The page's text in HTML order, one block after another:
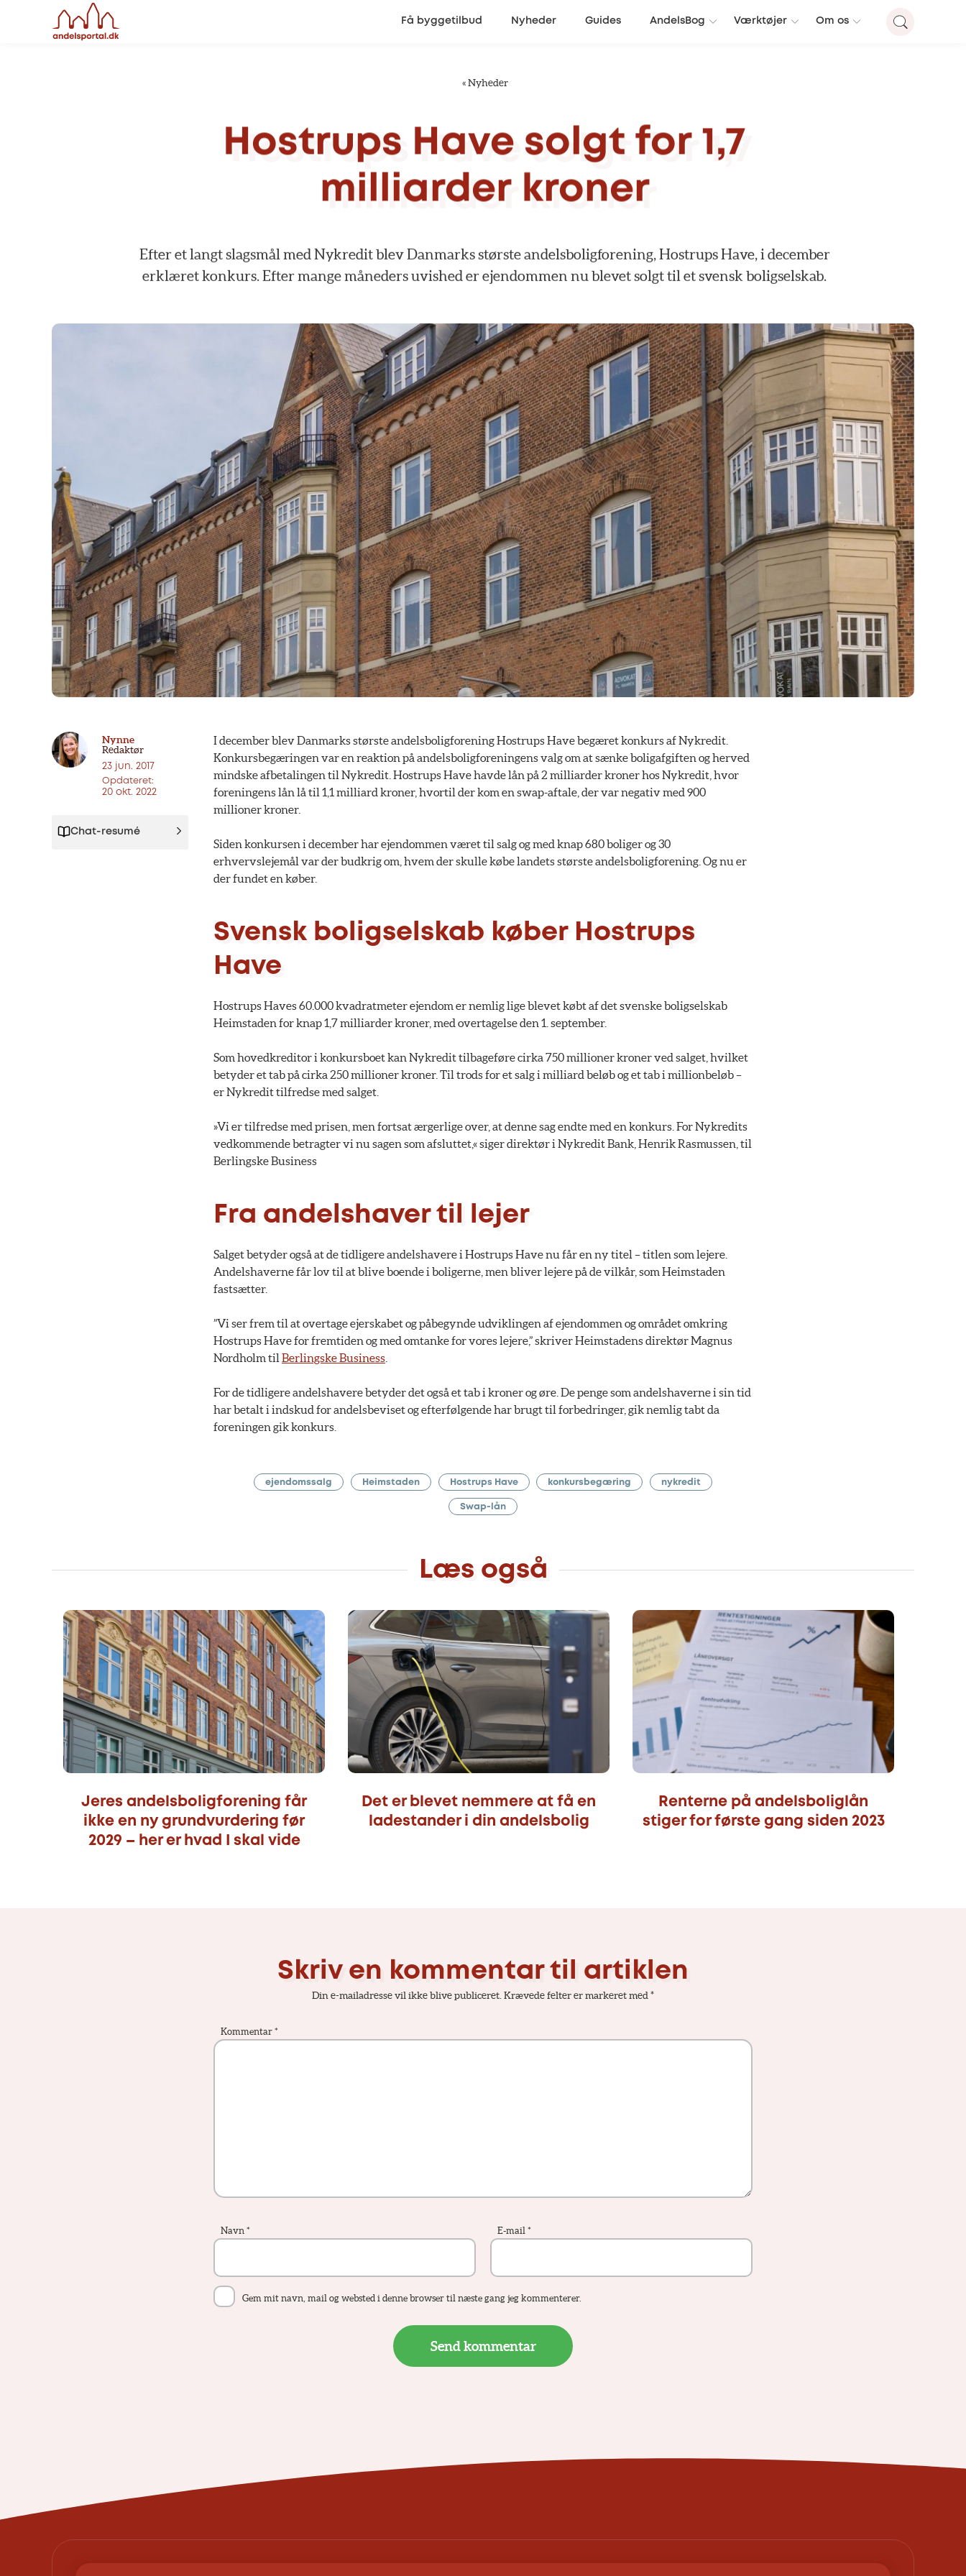
Få byggetilbud Nyheder Guides AndelsBog Værktøjer Om os
« Nyheder
Hostrups Have solgt for 1,7
milliarder kroner
Efter et langt slagsmål med Nykredit blev Danmarks største andelsboligforening, Hostrups Have, i december
erklæretkonkurs.Eftermangemånedersuvishederejendommen nublevetsolgttil etsvensk boligselskab.
Nynne
Redaktør
23 jun. 2017
Opdateret:
20 okt. 2022
Chat-resumé
I december blev Danmarks største andelsboligforening Hostrups Have begæret konkurs af Nykredit.
Konkursbegæringen var en reaktion på andelsboligforeningens valg om at sænke boligafgiften og herved
mindske afbetalingen til Nykredit. Hostrups Have havde lån på 2 milliarder kroner hos Nykredit, hvor
foreningens lån lå til 1,1 milliard kroner, hvortil der kom en swap-aftale, der var negativ med 900
millioner kroner.
Siden konkursen i december har ejendommen været til salg og med knap 680 boliger og 30
erhvervslejemål var der budkrig om, hvem der skulle købe landets største andelsboligforening. Og nu er
der fundet en køber.
Svensk boligselskab køber Hostrups
Have
Hostrups Haves 60.000 kvadratmeter ejendom er nemlig lige blevet købt af det svenske boligselskab
Heimstaden for knap 1,7 milliarder kroner, med overtagelse den 1. september.
Som hovedkreditor i konkursboet kan Nykredit tilbageføre cirka 750 millioner kroner ved salget, hvilket
betyder et tab på cirka 250 millioner kroner. Til trods for et salg i milliard beløb og et tab i millionbeløb –
er Nykredit tilfredse med salget.
»Vi er tilfredse med prisen, men fortsat ærgerlige over, at denne sag endte med en konkurs. For Nykredits
vedkommende betragter vi nu sagen som afsluttet,« siger direktør i Nykredit Bank, Henrik Rasmussen, til
Berlingske Business
Fra andelshaver til lejer
Salget betyder også at de tidligere andelshavere i Hostrups Have nu får en ny titel – titlen som lejere.
Andelshaverne får lov til at blive boende i boligerne, men bliver lejere på de vilkår, som Heimstaden
fastsætter.
”Vi ser frem til at overtage ejerskabet og påbegynde udviklingen af ejendommen og området omkring
Hostrups Have for fremtiden og med omtanke for vores lejere,” skriver Heimstadens direktør Magnus
Nordholm til Berlingske Business
For de tidligere andelshavere betyder det også et tab i kroner og øre. De penge som andelshaverne i sin tid
har betalt i indskud for andelsbeviset og efterfølgende har brugt til forbedringer, gik nemlig tabt da
foreningen gik konkurs.
ejendomssalg Heimstaden Hostrups Have konkursbegæring nykredit
Swap-lån
Læs også
Jeres andelsboligforening får
ikke en ny grundvurdering før
2029 – her er hvad I skal vide
Det er blevet nemmere at få en
ladestander i din andelsbolig
Renterne på andelsboliglån
stiger for første gang siden 2023
Skriv en kommentar til artiklen
Din e-mailadresse vil ikke blive publiceret.Krævede felter er markeret med*
Kommentar *
Navn * E-mail *
Gem mit navn, mail og websted i denne browser til næste gang jeg kommenterer.